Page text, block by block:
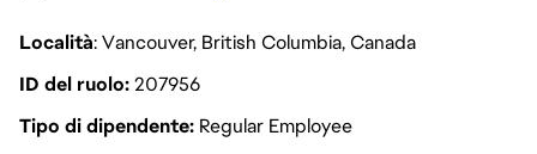
Località: Vancouver, British Columbia, Canada
ID del ruolo207956
Tipo di dipendente Regular Employee